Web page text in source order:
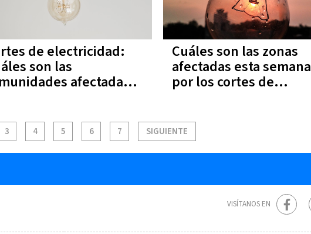
de electricidad:
son las
afectadas
Cuáles son las zonas
afectadas esta semana
por los cortes de
3 4 5 6 7 SIGUIENTE
VISÍTANOS EN